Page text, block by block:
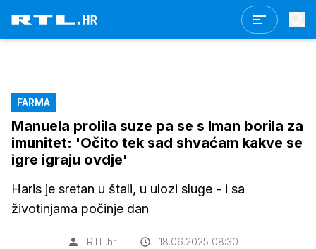
FARMA
Manuela prolila suze pa se s Iman borila za
imunitet: 'Očito tek sad shvaćam kakve se
igre igraju ovdje'
Haris je sretan u štali, u ulozi sluge - i sa
životinjama počinje dan
RTL.hr 18.06.2025 08:30